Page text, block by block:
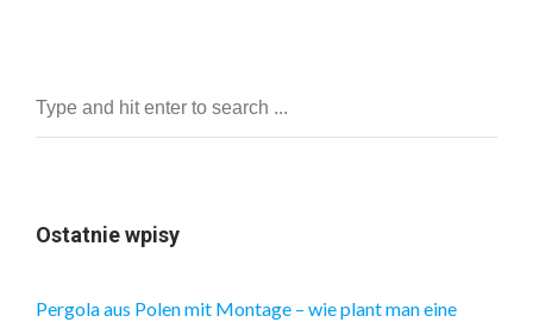
Ostatnie wpisy
Pergola aus Polen mit Montage – wie plant man eine